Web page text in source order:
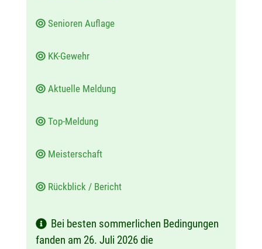
Senioren Auflage
KK-Gewehr
Aktuelle Meldung
Top-Meldung
Meisterschaft
Rückblick / Bericht
Bei besten sommerlichen Bedingungen
fanden am 26. Juli 2026 die